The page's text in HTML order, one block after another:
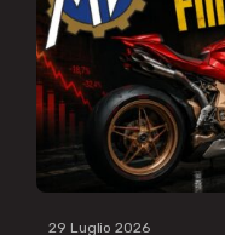
29 Luglio 2026